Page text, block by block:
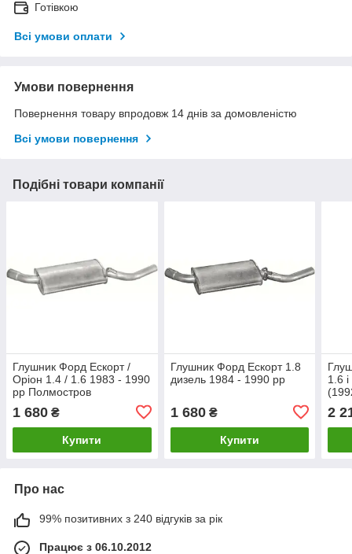
Готівкою
Всі умови оплати
Умови повернення
Повернення товару впродовж 14 днів за домовленістю
Всі умови повернення
Подібні товари компанії
Глушник Форд Ескорт /
Оріон 1.4 / 1.6 1983 - 1990
рр Полмостров
1 680 ₴
Купити
Глушник Форд Ескорт 1.8
дизель 1984 - 1990 рр
1 680₴
Купити
1.6
2
Про нас
99% позитивних з 240 відгуків за рік
Працює з 06.10.2012